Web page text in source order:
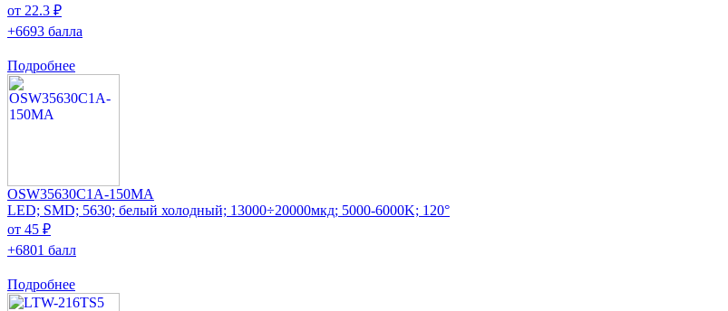
от 22.3 ₽
+6693 балла
Подробнее
OSW35630C1A-150MA
LED; SMD; 5630; белый холодный; 13000÷20000мкд; 5000-6000K; 120°
от 45 ₽
+6801 балл
Подробнее